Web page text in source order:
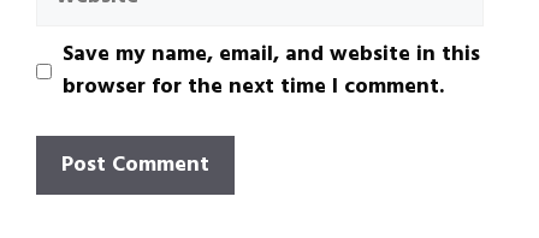
Save my name, email, and website in this
browser for the next time I comment.